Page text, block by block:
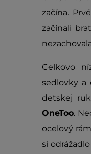
začína.
začínali
Celkovo
sedlovky a
detskej
OneToo.
oceľový
si